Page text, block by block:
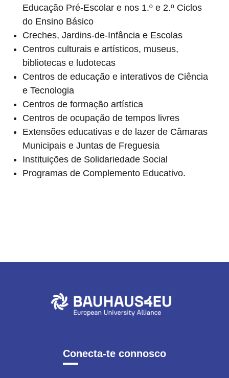
Educação Pré-Escolar e nos 1.º e 2.º Ciclos
do Ensino Básico
Creches, Jardins-de-Infância e Escolas
Centros culturais e artísticos, museus,
bibliotecas e ludotecas
Centros de educação e interativos de Ciência
e Tecnologia
Centros de formação artística
Centros de ocupação de tempos livres
Extensões educativas e de lazer de Câmaras
Municipais e Juntas de Freguesia
Instituições de Solidariedade Social
Programas de Complemento Educativo.
Conecta-te connosco